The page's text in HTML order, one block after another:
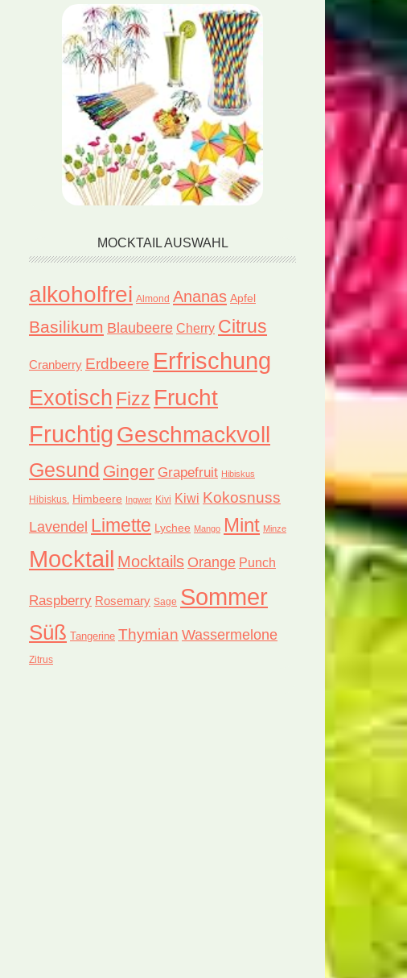
MOCKTAIL AUSWAHL
alkoholfrei Almond Ananas Apfel
Basilikum Blaubeere Cherry Citrus
Cranberry Erdbeere Erfrischung
Exotisch Fizz Frucht
FruchtigGeschmackvoll
Gesund Ginger Grapefruit Hibiskus
Hibiskus. Himbeere Ingwer Kivi Kiwi Kokosnuss
Lavendel Limette Lychee Mango Mint Minze
Mocktail Mocktails Orange Punch
Raspberry Rosemary Sage Sommer
Süß Tangerine Thymian Wassermelone
Zitrus